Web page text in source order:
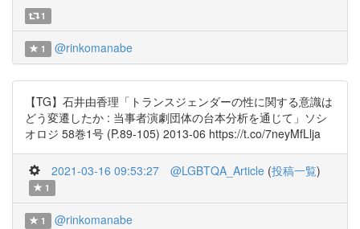
1
1 @rinkomanabe
【TG】石井由香理「トランスジェンダーの性に関する意識は
どう変遷したか : 当事者演劇団体の台本分析を通じて」ソシ
オロジ 58巻1号 (P.89-105) 2013-06 https://t.co/7neyMfLlja
2021-03-16 09:53:27 @LGBTQA_Article (投稿一覧)
1
1 @rinkomanabe